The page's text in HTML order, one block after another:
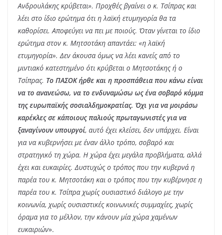
Ανδρουλάκης κρύβεται». Προχθές βγαίνει ο κ. Τσίπρας και
λέει στο ίδιο ερώτημα ότι η λαϊκή ετυμηγορία θα τα
καθορίσει. Αποφεύγει να πει με ποιούς. Όταν γίνεται το ίδιο
ερώτημα στον κ. Μητσοτάκη απαντάει: «η λαϊκή
ετυμηγορία». Δεν άκουσα όμως να λέει κανείς από το
μιντιακό κατεστημένο ότι κρύβεται ο Μητσοτάκης ή ο
Τσίπρας. Το ΠΑΣΟΚ ήρθε και η προσπάθεια που κάνω είναι
να το ανανεώσω, να το ενδυναμώσω ως ένα σοβαρό κόμμα
της ευρωπαϊκής σοσιαλδημοκρατίας. Όχι για να μοιράσω
καρέκλες σε κάποιους παλιούς πρωταγωνιστές για να
ξαναγίνουν υπουργοί, αυτό έχει κλείσει, δεν υπάρχει. Είναι
για να κυβερνήσει με έναν άλλο τρόπο, σοβαρό και
στρατηγικό τη χώρα. Η χώρα έχει μεγάλα προβλήματα, αλλά
έχει και ευκαιρίες. Δυστυχώς ο τρόπος που την κυβερνά η
παρέα του κ. Μητσοτάκη και ο τρόπος που την κυβέρνησε η
παρέα του κ. Τσίπρα χωρίς ουσιαστικό διάλογο με την
κοινωνία, χωρίς ουσιαστικές κοινωνικές συμμαχίες, χωρίς
όραμα για το μέλλον, την κάνουν μία χώρα χαμένων
ευκαιριών».